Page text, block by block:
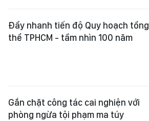
Đẩy nhanh tiến độ Quy hoạch tổng
thể TPHCM - tầm nhìn 100 năm
Gắn chặt công tác cai nghiện với
phòng ngừa tội phạm ma túy